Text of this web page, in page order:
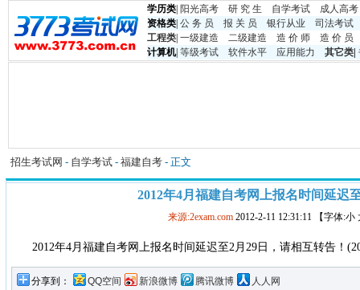
学历类 阳光高考 研 究 生 自学考试
成人高考
资格类 公 务 员 报 关 员 银行从业
司法考试
工程类 一级建造 二级建造 造 价 师
造 价 员
计算机| 等级考试 软件水平 应用能力 其它类
招生考试网 - 自学考试 - 福建自考 - 正文
2012年4月福建自考网上报名时间延迟
来源:2exam.com 2012-2-11 12:31:11 【字体:小
2012年4月福建自考网上报名时间延迟至2月29日，请相互转告！
分享到： QQ空间 新浪微博 腾讯微博 人人网